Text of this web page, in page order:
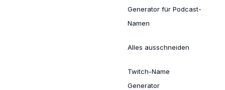
Generator für Podcast-
Namen
Alles ausschneiden
Twitch-Name
Generator